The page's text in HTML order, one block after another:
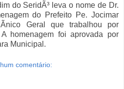
do SeridÃ³ leva o nome de Dr.
do Prefeito Pe. Jocimar
Geral que trabalhou por
homenagem foi aprovada por
Municipal.
comentário: